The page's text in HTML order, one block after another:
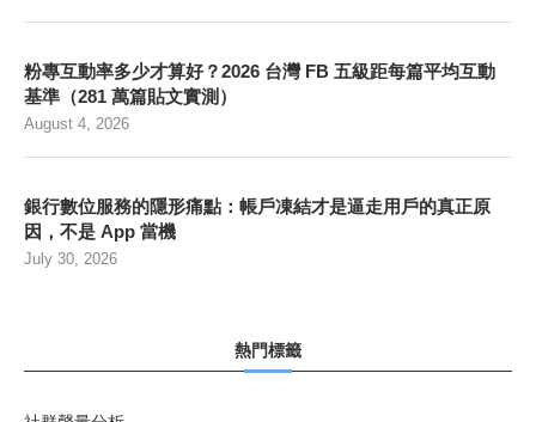
粉專互動率多少才算好？2026 台灣 FB 五級距每篇平均互動
基準（281 萬篇貼文實測）
August 4, 2026
銀行數位服務的隱形痛點：帳戶凍結才是逼走用戶的真正原
因，不是 App 當機
July 30, 2026
熱門標籤